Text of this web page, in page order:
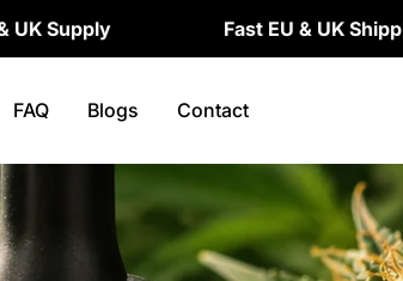
Fast EU & UK Shipping
FAQ Blogs Contact